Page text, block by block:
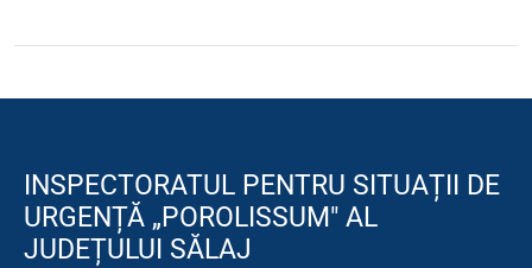
INSPECTORATUL PENTRU SITUAȚII DE
URGENȚĂ „POROLISSUM" AL
JUDEȚULUI SĂLAJ